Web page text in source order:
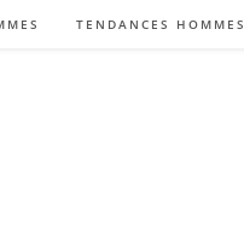
TENDANCES HOMMES